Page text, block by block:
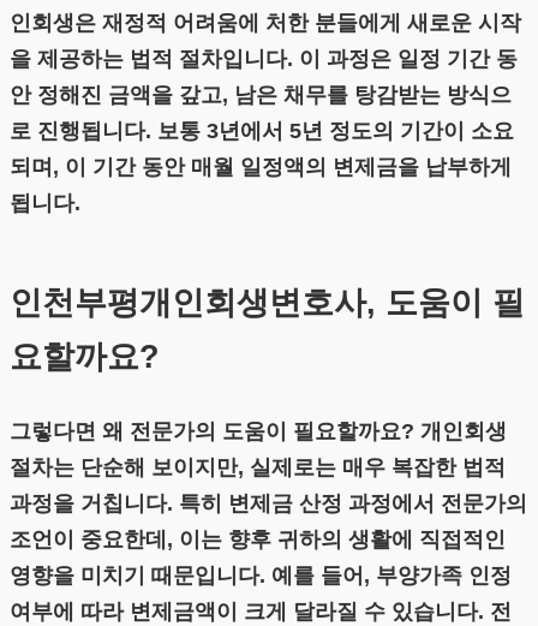
인회생은 재정적 어려움에 처한 분들에게 새로운 시작
을 제공하는 법적 절차입니다. 이 과정은 일정 기간 동
안 정해진 금액을 갚고, 남은 채무를 탕감받는 방식으
로 진행됩니다. 보통 3년에서 5년 정도의 기간이 소요
되며, 이 기간 동안 매월 일정액의 변제금을 납부하게
됩니다.
인천부평개인회생변호사, 도움이 필
요할까요?
그렇다면 왜 전문가의 도움이 필요할까요? 개인회생
절차는 단순해 보이지만, 실제로는 매우 복잡한 법적
과정을 거칩니다. 특히 변제금 산정 과정에서 전문가의
조언이 중요한데, 이는 향후 귀하의 생활에 직접적인
영향을 미치기 때문입니다. 예를 들어, 부양가족 인정
여부에 따라 변제금액이 크게 달라질 수 있습니다. 전